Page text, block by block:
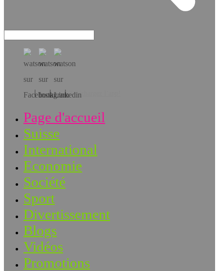
Téléchargez l’app!
Page d'accueil
Suisse
International
Economie
Société
Sport
Divertissement
Blogs
Vidéos
Promotions